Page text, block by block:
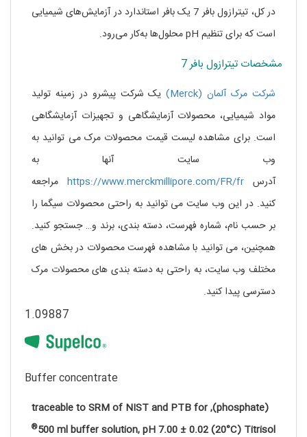
در کل، تیترازول بافر 7 یک بافر استاندارد در آزمایش‌های شیمیایی
است که برای تنظیم pH محلول‌ها به‌کار می‌رود.
مشخصات تیترازول بافر 7
شرکت مرک آلمان (Merck)
یک شرکت پیشرو در زمینه تولید
مواد شیمیایی، محصولات آزمایشگاهی و تجهیزات آزمایشگاهی
است. برای مشاهده لیست قیمت محصولات مرک می توانید به
وب سایت آنها به
آدرس https://www.merckmillipore.com/FR/fr مراجعه
کنید. در این وب سایت می توانید به راحتی محصولات سیگما را
بر حسب نام، شماره فهرست، دسته بندی، برند و… جستجو کنید.
همچنین، می توانید با مشاهده فهرست محصولات در بخش های
مختلف وب سایت، به راحتی به دسته بندی های محصولات مرک
دسترسی پیدا کنید.
1.09887
Buffer concentrate
(phosphate), traceable to SRM of NIST and PTB for
500 ml buffer solution, pH 7.00 ± 0.02 (20°C) Titrisol
®